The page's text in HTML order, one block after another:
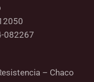
082267
– Chaco